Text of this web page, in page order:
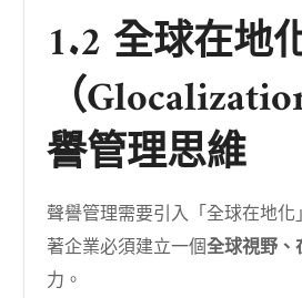
1.2 全球在地
（
譽管理思維
聲譽管理需要引入「全球在地
著企業必須建立一個全球視野、
力。